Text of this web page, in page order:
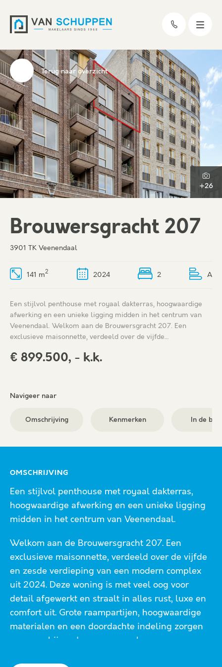
+26
Terug naar overzicht
Brouwersgracht 207
3901 TK Veenendaal
141 m2 2024 2 A
Een stijlvol penthouse met royaal dakterras, hoogwaardige
afwerking en een unieke ligging midden in het centrum van
Veenendaal. Welkom aan de Brouwersgracht 207. Een
exclusieve maisonnette, verdeeld over de vijfde…
€ 899.500, - k.k.
Navigeer naar
Omschrijving Kenmerken In de
OMSCHRIJVING
Een stijlvol penthouse met royaal dakterras,
hoogwaardige afwerking en een unieke ligging
midden in het centrum van Veenendaal.
Welkom aan de Brouwersgracht 207. Een
exclusieve maisonnette, verdeeld over de vijfde
en zesde verdieping van een modern complex
uit 2024. Deze woning is met veel oog voor
detail afgewerkt en straalt in alles rust, luxe en
comfort uit. Grote raampartijen, hoogwaardige
materialen en een doordachte indeling zorgen
voor een bijzonder woongevoel.
Alles aan deze woning ademt luxe en comfort.